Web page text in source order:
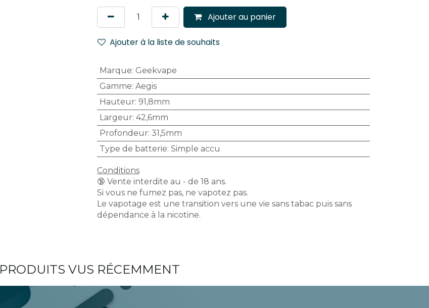
Ajouter au panier
Ajouter à la liste de souhaits
Marque: Geekvape
Gamme: Aegis
Hauteur: 91,8mm
Largeur: 42,6mm
Profondeur: 31,5mm
Type de batterie: Simple accu
Conditions
🔞 Vente interdite au - de 18 ans.
Si vous ne fumez pas, ne vapotez pas.
Le vapotage est une transition vers une vie sans tabac puis sans
dépendance à la nicotine.
PRODUITS VUS RÉCEMMENT